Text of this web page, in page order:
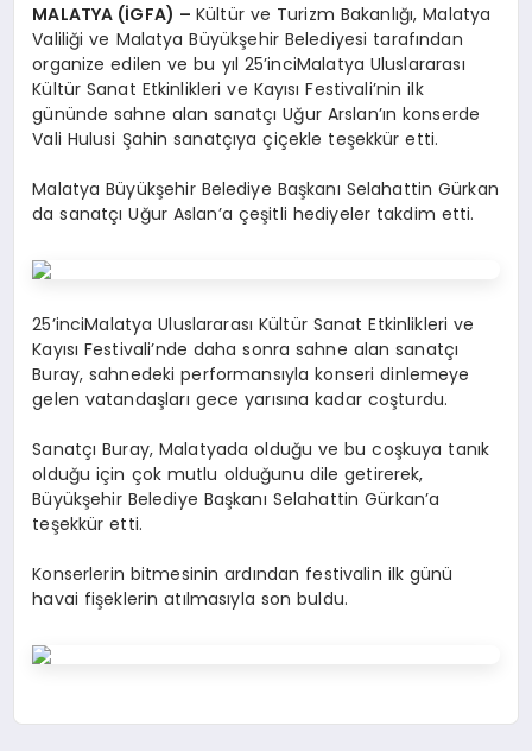
MAGAZIN
SAĞLIK
TEKNOLOJI
MALATYA (İGFA) –Kültür ve Turizm Bakanlığı, Malatya
Valiliği ve Malatya Büyükşehir Belediyesi tarafından
organize edilen ve bu yıl 25’inciMalatya Uluslararası
Kültür Sanat Etkinlikleri ve Kayısı Festivali’nin ilk
gününde sahne alan sanatçı Uğur Arslan’ın konserde
Vali Hulusi Şahin sanatçıya çiçekle teşekkür etti.
Malatya Büyükşehir Belediye Başkanı Selahattin Gürkan
da sanatçı Uğur Aslan’a çeşitli hediyeler takdim etti.
25’inciMalatya Uluslararası Kültür Sanat Etkinlikleri ve
Kayısı Festivali’nde daha sonra sahne alan sanatçı
Buray, sahnedeki performansıyla konseri dinlemeye
gelen vatandaşları gece yarısına kadar coşturdu.
Sanatçı Buray, Malatyada olduğu ve bu coşkuya tanık
olduğu için çok mutlu olduğunu dile getirerek,
Büyükşehir Belediye Başkanı Selahattin Gürkan’a
teşekkür etti.
Konserlerin bitmesinin ardından festivalin ilk günü
havai fişeklerin atılmasıyla son buldu.